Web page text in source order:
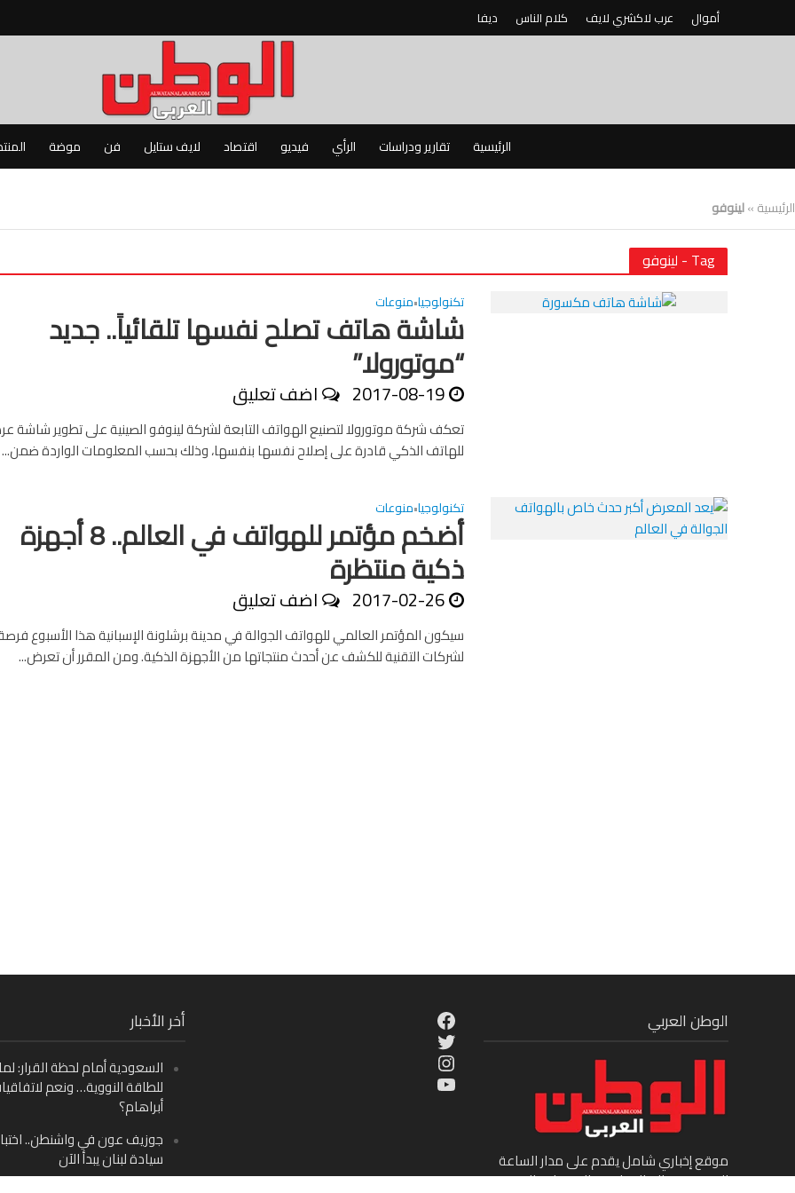
أموال عرب لاكشري لايف كلام الناس ديفا
الرئيسية تقارير ودراسات الرأي فيديو اقتصاد لايف ستايل فن موضة
الرئيسية»لينوفو
Tag - لينوفو
تكنولوجيا•منوعات
شاشة هاتف تصلح نفسها تلقائياً.. جديد
“موتورولا”
2017-08-19 اضف تعليق
تعكف شركة موتورولا لتصنيع الهواتف التابعة لشركة لينوفو الصينية على تطوير شاشة
للهاتف الذكي قادرة على إصلاح نفسها بنفسها، وذلك بحسب المعلومات الواردة ضمن...
تكنولوجيا•منوعات
أضخم مؤتمر للهواتف في العالم.. 8 أجهزة
ذكية منتظرة
2017-02-26 اضف تعليق
سيكون المؤتمر العالمي للهواتف الجوالة في مدينة برشلونة الإسبانية هذا الأسبوع
لشركات التقنية للكشف عن أحدث منتجاتها من الأجهزة الذكية. ومن المقرر أن تعرض...
أخر الأخبار
السعودية أمام لحظة القرار:
للطاقة النووية… ونعم
أبراهام؟
جوزيف عون في واشنطن..
سيادة لبنان يبدأ الآن
Facebook
Twitter
Instagram
YouTube
الوطن العربي
موقع إخباري شامل يقدم على مدار الساعة
الجديد في عالم السياسة والاقتصاد والفن